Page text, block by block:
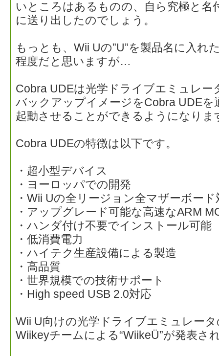
いところはあるものの、自ら究極と名
に送り出したのでしょう。
もっとも、Wii Uの”U”を製品名に入れ
程度だと思いますが…
Cobra UDEは光学ドライブエミュレー
バックアップイメージをCobra UDEを
起動させることができるようになりま
Cobra UDEの特徴は以下です。
・超小型デバイス
・ヨーロッパでの開発
・Wii Uの全リージョン全マザーボード
・アップグレード可能な高速なARM
・ハンダ付け不要でインストール可能
・低消費電力
・ハイテク生産設備による製造
・高品質
・世界規模での技術サポート
・High speed USB 2.0対応
Wii U向けの光学ドライブエミュレー
Wiikeyチームによる“WiikeÜ”が発表さ